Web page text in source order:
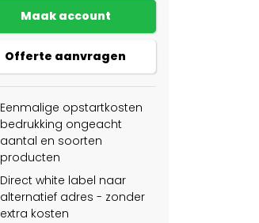
Maak account
Offerte aanvragen
Eenmalige opstartkosten
bedrukking ongeacht
aantal en soorten
producten
Direct white label naar
alternatief adres - zonder
extra kosten